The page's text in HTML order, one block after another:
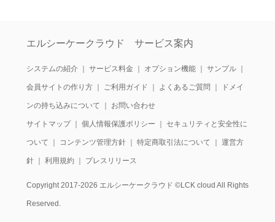
エルシーケークラウド サービス案内
システムの紹介｜ サービス料金 オプション機能｜ サンプル｜
会員サイトの作り方｜ ご利用ガイド よくあるご質問 ドメイ
ンの持ち込みについて お問い合わせ
サイトマップ｜ 個人情報保護ポリシー セキュリティと安全性に
ついて コンテンツ管理方針｜ 特定商取引法について 運営方
針｜ 利用規約 プレスリリース
Copyright 2017-2026 エルシーケークラウド ©LCK cloud All Rights
Reserved.